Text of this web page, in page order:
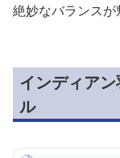
絶妙なバランスが
インディア
ル